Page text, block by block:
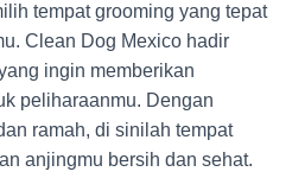
tempat grooming yang tepat
Clean Dog Mexico hadir
ingin memberikan
peliharaanmu. Dengan
ramah, di sinilah tempat
anjingmu bersih dan sehat.